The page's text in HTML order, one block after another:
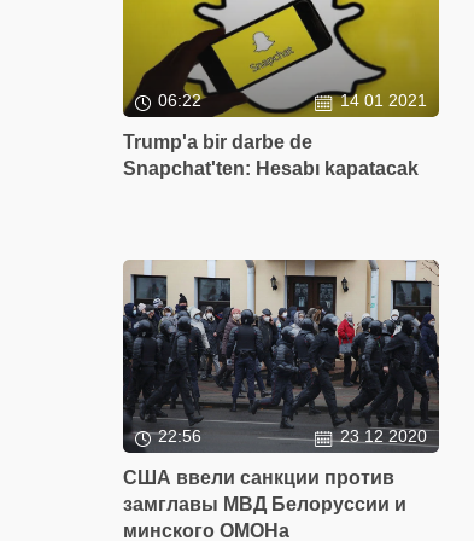
06:22 14 01 2021
Trump'a bir darbe de
Snapchat'ten: Hesabı kapatacak
22:56 23 12 2020
США ввели санкции против
замглавы МВД Белоруссии и
минского ОМОНа